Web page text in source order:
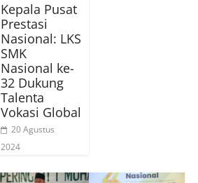
Kepala Pusat
Prestasi
Nasional: LKS
SMK
Nasional ke-
32 Dukung
Talenta
Vokasi Global
20 Agustus
2024